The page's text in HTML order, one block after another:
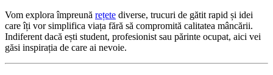
Vom explora împreună rețete diverse, trucuri de gătit rapid și idei
care îți vor simplifica viața fără să compromită calitatea mâncării.
Indiferent dacă ești student, profesionist sau părinte ocupat, aici vei
găsi inspirația de care ai nevoie.